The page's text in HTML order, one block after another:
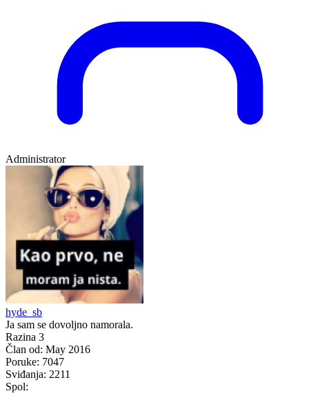
Administrator
hyde_sb
Ja sam se dovoljno namorala.
Razina 3
Član od: May 2016
Poruke: 7047
Sviđanja: 2211
Spol: